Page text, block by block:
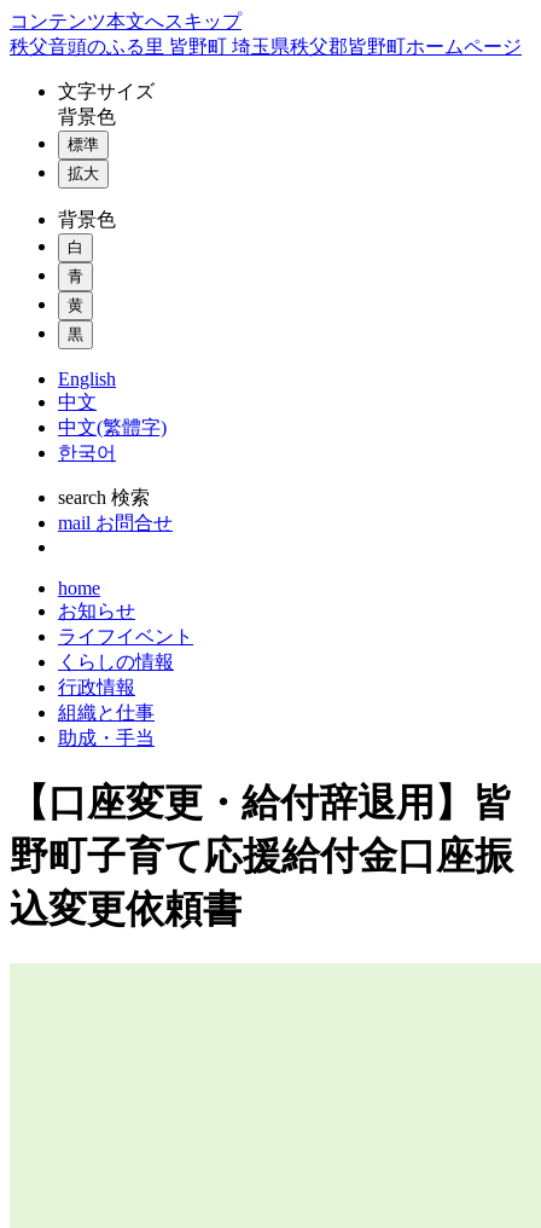
コンテンツ本文へスキップ
秩父音頭のふる里 皆野町 埼玉県秩父郡皆野町ホームページ
文字サイズ
背景色
標準
拡大
背景色
白
青
黄
黒
English
中文
中文(繁體字)
한국어
search 検索
mail お問合せ
home
お知らせ
ライフイベント
くらしの情報
行政情報
組織と仕事
助成・手当
【口座変更・給付辞退用】皆
野町子育て応援給付金口座振
込変更依頼書